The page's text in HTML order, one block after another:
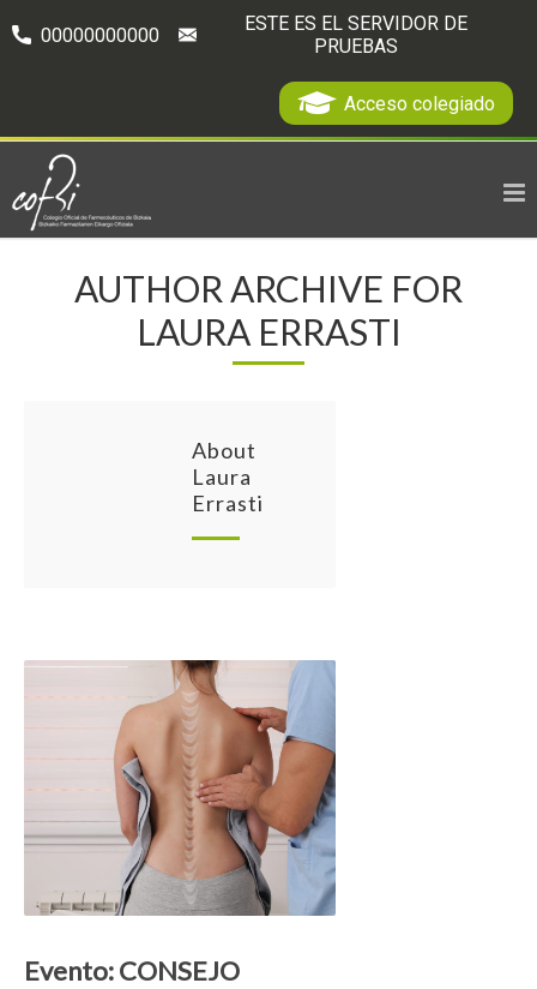
00000000000
ESTE ES EL SERVIDOR DE
PRUEBAS
Acceso colegiado
AUTHOR ARCHIVE FOR
LAURA ERRASTI
About
Laura
Errasti
Evento: CONSEJO